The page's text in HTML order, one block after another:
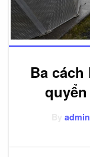
Ba
Byadmin